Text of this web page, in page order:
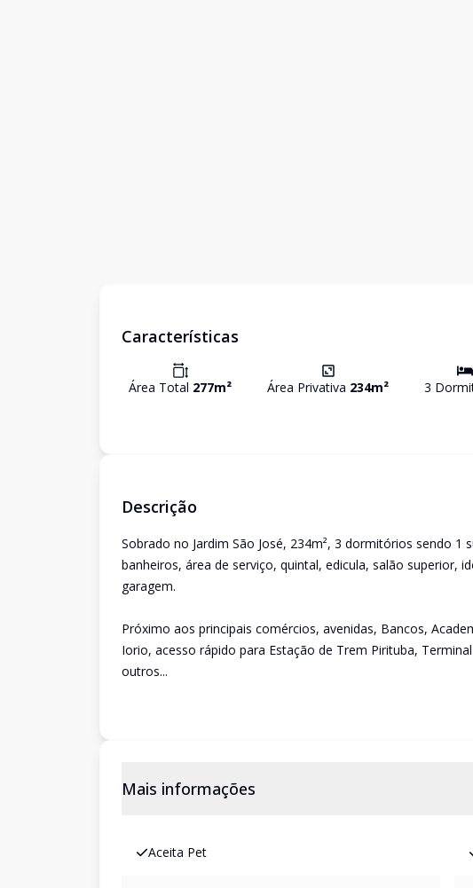
Características
Área Total 277m² Área Privativa 234m² 3
Descrição
Sobrado no Jardim São José, 234m², 3 dormitórios sendo
banheiros, área de serviço, quintal, edicula, salão superior,
garagem.
Próximo aos principais comércios, avenidas, Bancos,
Iorio, acesso rápido para Estação de Trem Pirituba,
outros...
Mais informações
Aceita Pet